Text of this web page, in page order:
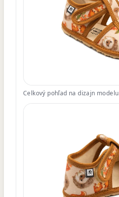
Celkový pohľad na dizajn modelu